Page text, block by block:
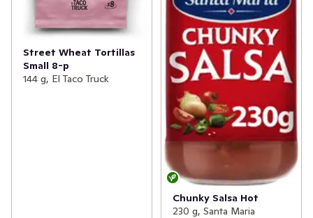
Street Wheat Tortillas
Small 8-p
144 g, El Taco Truck
Chunky Salsa Hot
230 g, Santa Maria